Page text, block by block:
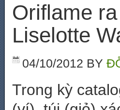
Oriflame
Liselotte
04/10/2012 BY
Trong kỳ